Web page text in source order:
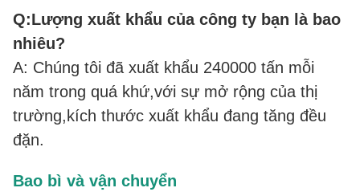
Q:Lượng xuất khẩu của công ty bạn là bao
nhiêu?
A: Chúng tôi đã xuất khẩu 240000 tấn mỗi
năm trong quá khứ,với sự mở rộng của thị
trường,kích thước xuất khẩu đang tăng đều
đặn.
Bao bì và vận chuyển